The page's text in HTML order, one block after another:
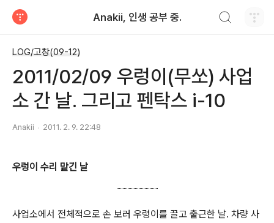
Anakii, 인생 공부 중.
LOG/고창(09-12)
2011/02/09 우렁이(무쏘) 사업
소 간 날. 그리고 펜탁스 i-10
Anakii 2011. 2. 9. 22:48
우렁이 수리 맡긴 날
사업소에서 전체적으로 손 보러 우렁이를 끌고 출근한 날. 차량 사